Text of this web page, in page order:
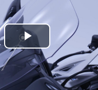
Play
Video